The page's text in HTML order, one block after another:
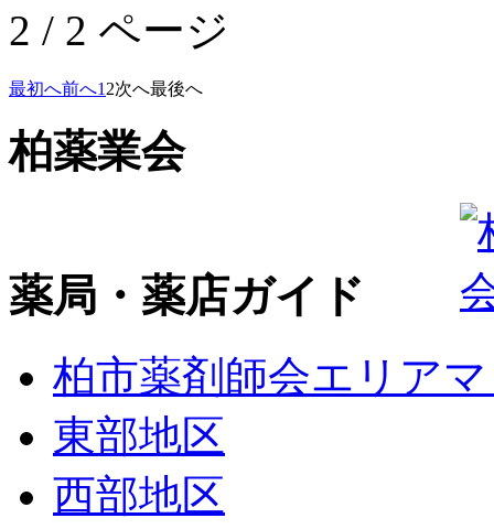
2 / 2 ページ
最初へ前へ1 2次へ最後へ
柏薬業会
薬局・薬店ガイド
柏市薬剤師会エリア
東部地区
西部地区